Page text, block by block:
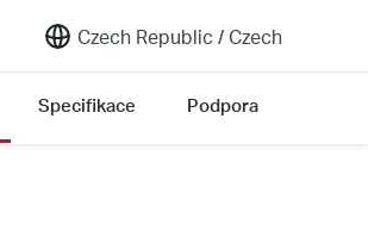
Czech Republic / Czech
Specifikace Podpora